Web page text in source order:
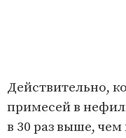
Действительно,
примесей в
в 30 раз выше,